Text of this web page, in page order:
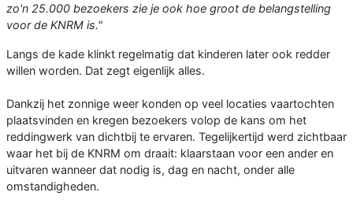
zo'n 25.000 bezoekers zie je ook hoe groot de belangstelling
voor de KNRM is."
Langs de kade klinkt regelmatig dat kinderen later ook redder
willen worden. Dat zegt eigenlijk alles.
Dankzij het zonnige weer konden op veel locaties vaartochten
plaatsvinden en kregen bezoekers volop de kans om het
reddingwerk van dichtbij te ervaren. Tegelijkertijd werd zichtbaar
waar het bij de KNRM om draait: klaarstaan voor een ander en
uitvaren wanneer dat nodig is, dag en nacht, onder alle
omstandigheden.